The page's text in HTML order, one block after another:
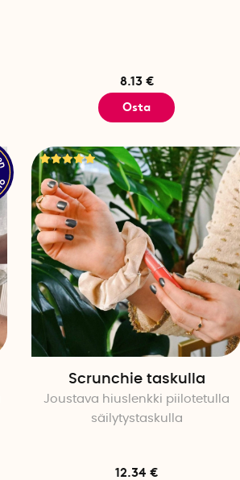
8.13 €
Osta
Scrunchie taskulla
Joustava hiuslenkki piilotetulla
säilytystaskulla
12.34 €